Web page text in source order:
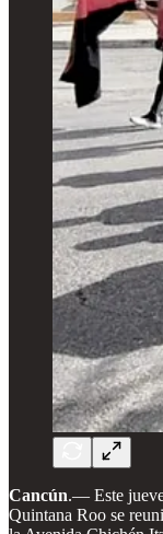
Cancún.— Este
Quintana Roo se